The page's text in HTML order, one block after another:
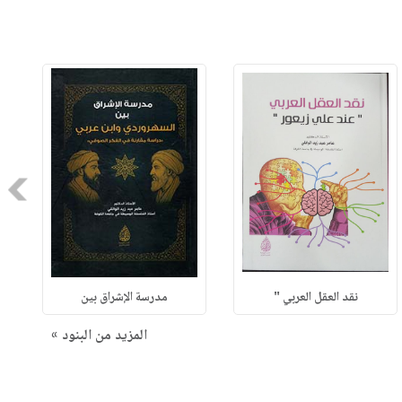
نقد العقل العربي " مدرسة الإشراق بين
المزيد من البنود »